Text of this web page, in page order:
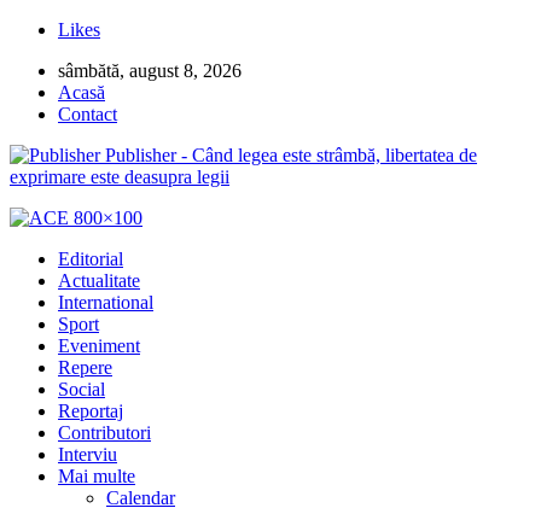
Likes
sâmbătă, august 8, 2026
Acasă
Contact
Publisher - Când legea este strâmbă, libertatea de
exprimare este deasupra legii
Editorial
Actualitate
International
Sport
Eveniment
Repere
Social
Reportaj
Contributori
Interviu
Mai multe
Calendar